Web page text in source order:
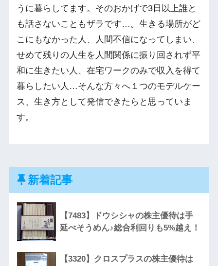
うに暮らしてます。そのおかげで3日以上誰と
も話さないこともザラです…。生きる場所がど
こにもなかった人、人間不信になってしまい、
せめて残りの人生を人間関係に振り回されず平
和に生きたい人、在宅ワークのみで収入を得て
暮らしたい人…そんな方々へ１つのモデルケー
ス、生き方として発信できたらと思っていま
す。
新着記事
【7483】ドウシシャの株主優待は手
延べそうめん♪総合利回りも5%越え！
【3320】クロスプラスの株主優待は